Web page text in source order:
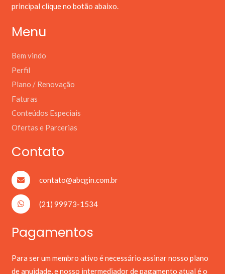
principal clique no botão abaixo.
Menu
Bem vindo
Perfil
Plano / Renovação
Faturas
Conteúdos Especiais
Ofertas e Parcerias
Contato
contato@abcgin.com.br
(21) 99973-1534
Pagamentos
Para ser um membro ativo é necessário assinar nosso plano
de anuidade, e nosso intermediador de pagamento atual é o